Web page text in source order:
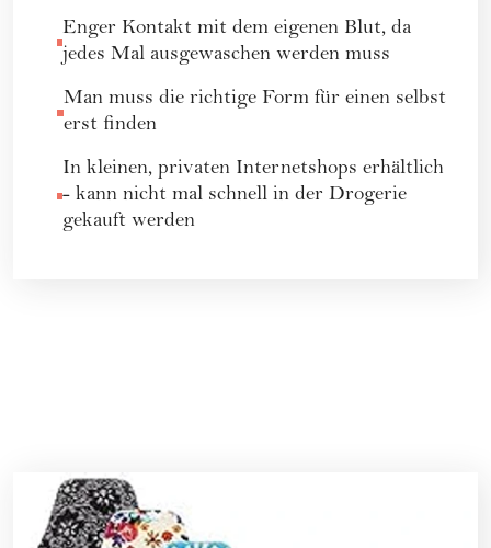
Enger Kontakt mit dem eigenen Blut, da
jedes Mal ausgewaschen werden muss
Man muss die richtige Form für einen selbst
erst finden
In kleinen, privaten Internetshops erhältlich
- kann nicht mal schnell in der Drogerie
gekauft werden